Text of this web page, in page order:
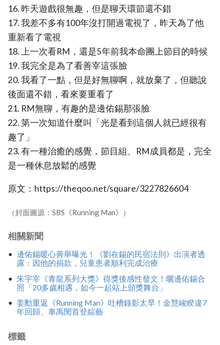
16. 昨天遊戲很無趣，但是聊天環節還不錯
17. 我差不多有100年沒打開過電視了，昨天為了他
重新看了電視
18. 上一次看RM，還是5年前我本命團上節目的時候
19. 我完全是為了看善宰這張臉
20. 我看了一點，但是好無聊啊，就放棄了，但聽說
後面還不錯，看來要重看了
21. RM無聊，有趣的是邊佑錫那張臉
22. 第一次知道什麼叫「光是看到這個人就已經很有
趣了」
23. 有一種治癒的感覺，節目組、RM成員都是，完全
是一種休息放鬆的感覺
原文：https://theqoo.net/square/3227826604
（封面圖源：SBS《Running Man》）
相關新聞
邊佑錫暖心善舉曝光！《劉在錫的民宿法則》出演者透
露：因他的捐款，兒童患者順利完成治療
朱宇宰《青龍系列大獎》得獎後感性發文！曬邊佑錫合
照「20多歲相遇，如今一起站上頒獎舞台」
姜勳重返《Running Man》吐槽錄影太早！金慧峻睽違7
年回歸、車禹閔首登綜藝
標籤